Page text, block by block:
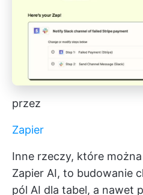
przez
Zapier
Inne rzeczy, które
Zapier AI, to budowanie
pól AI dla tabel, a nawet